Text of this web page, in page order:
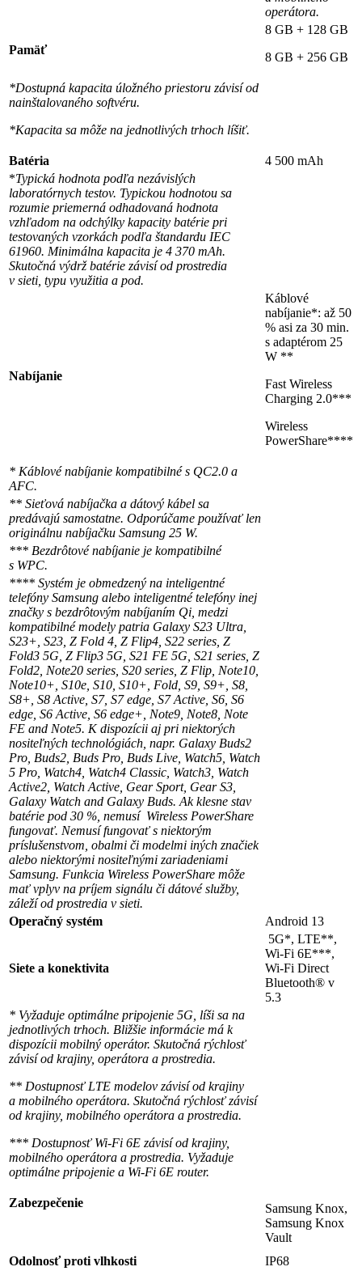
operátora.
Pamäť
8 GB + 128 GB
8 GB + 256 GB
*Dostupná kapacita úložného priestoru závisí od
nainštalovaného softvéru.
*Kapacita sa môže na jednotlivých trhoch líšiť.
Batéria
4 500 mAh
*Typická hodnota podľa nezávislých
laboratórnych testov. Typickou hodnotou sa
rozumie priemerná odhadovaná hodnota
vzhľadom na odchýlky kapacity batérie pri
testovaných vzorkách podľa štandardu IEC
61960. Minimálna kapacita je 4 370 mAh.
Skutočná výdrž batérie závisí od prostredia
v sieti, typu využitia a pod.
Nabíjanie
Káblové
nabíjanie*: až 50
% asi za 30 min.
s adaptérom 25
W **
Fast Wireless
Charging 2.0***
Wireless
PowerShare****
* Káblové nabíjanie kompatibilné s QC2.0 a
AFC.
** Sieťová nabíjačka a dátový kábel sa
predávajú samostatne. Odporúčame používať len
originálnu nabíjačku Samsung 25 W.
*** Bezdrôtové nabíjanie je kompatibilné
s WPC.
**** Systém je obmedzený na inteligentné
telefóny Samsung alebo inteligentné telefóny inej
značky s bezdrôtovým nabíjaním Qi, medzi
kompatibilné modely patria Galaxy S23 Ultra,
S23+, S23, Z Fold 4, Z Flip4, S22 series, Z
Fold3 5G, Z Flip3 5G, S21 FE 5G, S21 series, Z
Fold2, Note20 series, S20 series, Z Flip, Note10,
Note10+, S10e, S10, S10+, Fold, S9, S9+, S8,
S8+, S8 Active, S7, S7 edge, S7 Active, S6, S6
edge, S6 Active, S6 edge+, Note9, Note8, Note
FE and Note5. K dispozícii aj pri niektorých
nositeľných technológiách, napr. Galaxy Buds2
Pro, Buds2, Buds Pro, Buds Live, Watch5, Watch
5 Pro, Watch4, Watch4 Classic, Watch3, Watch
Active2, Watch Active, Gear Sport, Gear S3,
Galaxy Watch and Galaxy Buds. Ak klesne stav
batérie pod 30 %, nemusí Wireless PowerShare
fungovať. Nemusí fungovať s niektorým
príslušenstvom, obalmi či modelmi iných značiek
alebo niektorými nositeľnými zariadeniami
Samsung. Funkcia Wireless PowerShare môže
mať vplyv na príjem signálu či dátové služby,
záleží od prostredia v sieti.
Operačný systém
Android 13
Siete a konektivita
5G*, LTE**,
Wi-Fi 6E***,
Wi-Fi Direct
Bluetooth® v
5.3
* Vyžaduje optimálne pripojenie 5G, líši sa na
jednotlivých trhoch. Bližšie informácie má k
dispozícii mobilný operátor. Skutočná rýchlosť
závisí od krajiny, operátora a prostredia.
** Dostupnosť LTE modelov závisí od krajiny
a mobilného operátora. Skutočná rýchlosť závisí
od krajiny, mobilného operátora a prostredia.
*** Dostupnosť Wi-Fi 6E závisí od krajiny,
mobilného operátora a prostredia. Vyžaduje
optimálne pripojenie a Wi-Fi 6E router.
Zabezpečenie
Samsung Knox,
Samsung Knox
Vault
Odolnosť proti vlhkosti
IP68